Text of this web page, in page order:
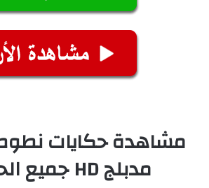
مدبلج HD جميع الحلقات